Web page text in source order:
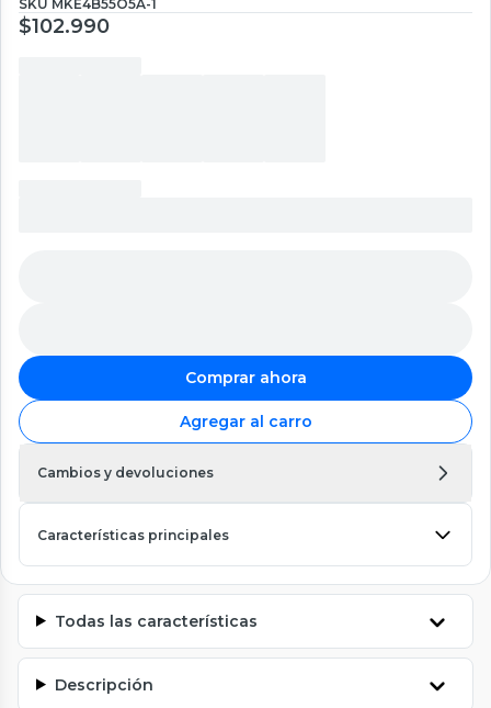
SKU MKE4B55O5A-1
$102.990
Comprar ahora
Agregar al carro
Cambios y devoluciones
Características principales
Todas las características
Descripción